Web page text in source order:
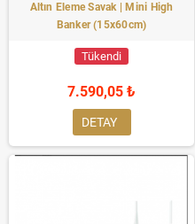
Altın Eleme Savak | Mini High
Banker (15x60cm)
Tükendi
7.590,05 ₺
DETAY